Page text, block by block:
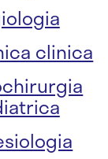
clinica